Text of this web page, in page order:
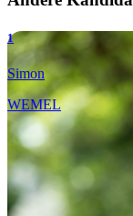
1
Simon
WEMEL